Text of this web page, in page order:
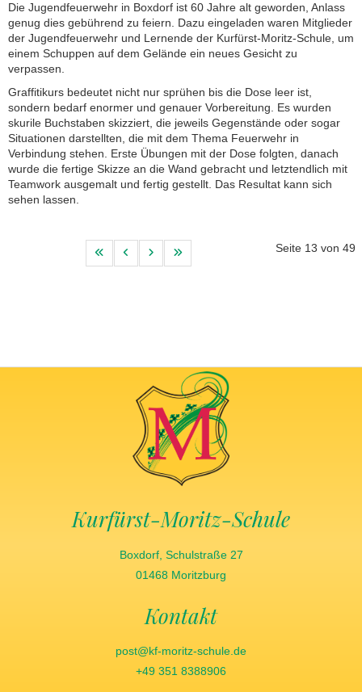
Die Jugendfeuerwehr in Boxdorf ist 60 Jahre alt geworden, Anlass
genug dies gebührend zu feiern. Dazu eingeladen waren Mitglieder
der Jugendfeuerwehr und Lernende der Kurfürst-Moritz-Schule, um
einem Schuppen auf dem Gelände ein neues Gesicht zu
verpassen.
Graffitikurs bedeutet nicht nur sprühen bis die Dose leer ist,
sondern bedarf enormer und genauer Vorbereitung. Es wurden
skurile Buchstaben skizziert, die jeweils Gegenstände oder sogar
Situationen darstellten, die mit dem Thema Feuerwehr in
Verbindung stehen. Erste Übungen mit der Dose folgten, danach
wurde die fertige Skizze an die Wand gebracht und letztendlich mit
Teamwork ausgemalt und fertig gestellt. Das Resultat kann sich
sehen lassen.
Seite 13 von 49
Kurfürst-Moritz-Schule
Boxdorf, Schulstraße 27
01468 Moritzburg
Kontakt
post@kf-moritz-schule.de
+49 351 8388906